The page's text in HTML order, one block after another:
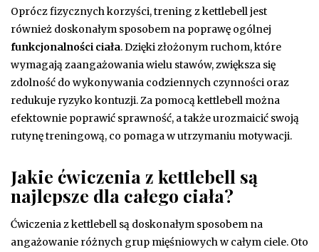
Oprócz fizycznych korzyści, trening z kettlebell jest
również doskonałym sposobem na poprawę ogólnej
funkcjonalności ciała. Dzięki złożonym ruchom, które
wymagają zaangażowania wielu stawów, zwiększa się
zdolność do wykonywania codziennych czynności oraz
redukuje ryzyko kontuzji. Za pomocą kettlebell można
efektownie poprawić sprawność, a także urozmaicić swoją
rutynę treningową, co pomaga w utrzymaniu motywacji.
Jakie ćwiczenia z kettlebell są
najlepsze dla całego ciała?
Ćwiczenia z kettlebell są doskonałym sposobem na
angażowanie różnych grup mięśniowych w całym ciele. Oto